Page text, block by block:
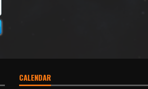
CALENDAR